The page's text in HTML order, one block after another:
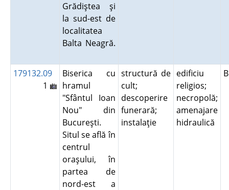
Grădiştea şi
la sud-est de
localitatea
Balta Neagră.
179132.09
1
Biserica cu
hramul
"Sfântul Ioan
Nou" din
Bucureşti.
Situl se află în
centrul
oraşului, în
partea de
nord-est a
structură de
cult;
descoperire
funerară;
instalaţie
edificiu
religios;
necropolă;
amenajare
hidraulică